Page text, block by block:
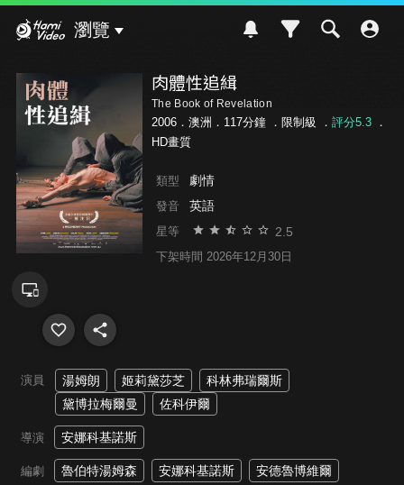
瀏覽
肉體性追緝
The Book of Revelation
2006．澳洲．117分鐘 ． 限制級 ． 評分5.3．
HD畫質
類型 劇情
發音 英語
星等 2.5
下架時間 2026年12月30日
演員 湯姆朗 姬莉黛莎芝
科林弗瑞爾斯
黛博拉梅爾曼
佐科伊爾
導演 安娜科基諾斯
編劇 魯伯特湯姆森 安娜科基諾斯 安德魯博維爾